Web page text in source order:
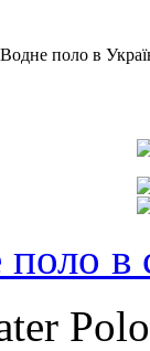
Водне поло в
в